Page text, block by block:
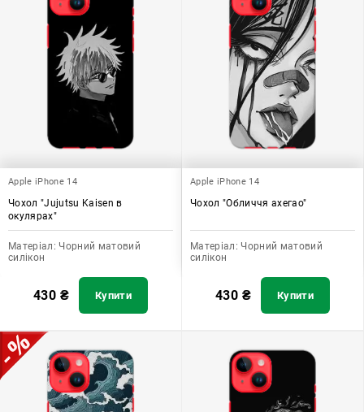
Apple iPhone 14
Чохол "Jujutsu Kaisen в
окулярах"
Матеріал: Чорний матовий
силікон
430 ₴ Купити
Apple iPhone 14
Чохол "Обличчя ахегао"
Матеріал: Чорний матовий
силікон
430 ₴ Купити